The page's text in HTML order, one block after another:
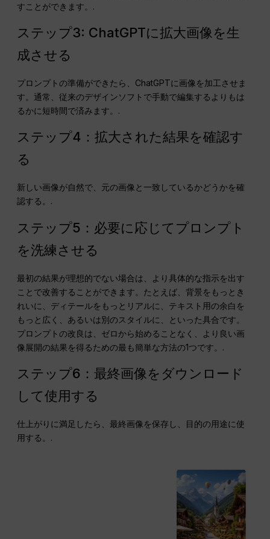
すことができます。.
ステップ3: ChatGPTに拡大画像を生
成させる
プロンプトの準備ができたら、ChatGPTに画像を加工させま
す。通常、従来のデザインソフトで手動で編集するよりもは
るかに短時間で済みます。.
ステップ4：拡大された結果を確認す
る
新しい画像が自然で、元の画像と一致しているかどうかを確
認する。.
ステップ5：必要に応じてプロンプト
を洗練させる
最初の結果が理想的でない場合は、より具体的な指示を出す
ことで改善することができます。たとえば、背景をもっとき
れいに、ディテールをもっとリアルに、テキスト用の余白を
もっと広く、あるいは別のスタイルに、といった具合です。
プロンプトの改良は、ゼロから始めることなく、より良い画
像展開の結果を得るための最も簡単な方法の1つです。.
ステップ6：最終画像をダウンロード
して使用する
仕上がりに満足したら、最終画像を保存し、目的の用途に使
用する。.